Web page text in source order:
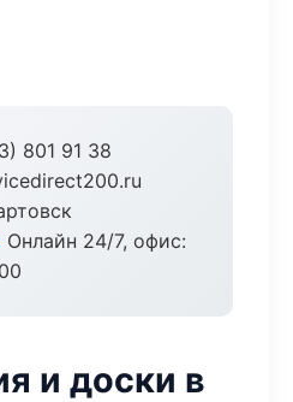
801 91 38
Онлайн 24/7, офис:
и доски в